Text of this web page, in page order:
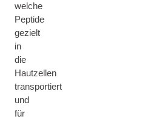
welche
Peptide
gezielt
in
die
Hautzellen
transportiert
und
für